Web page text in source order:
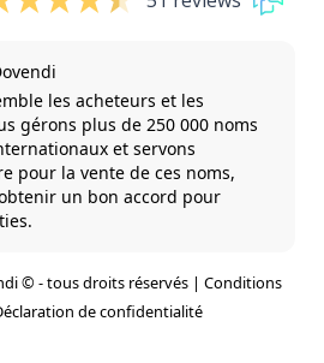
les acheteurs et les
gérons plus de 250 000 noms
et servons
pour la vente de ces noms,
un bon accord pour
© - tous droits réservés | Conditions
de confidentialité